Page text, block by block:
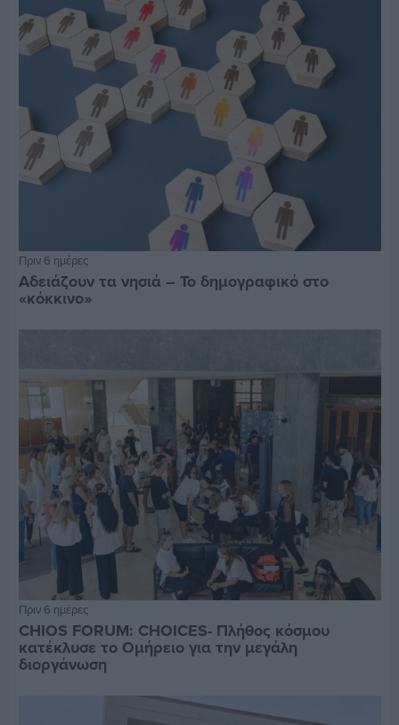
Πριν 6 ημέρες
Αδειάζουν τα νησιά – Το δημογραφικό στο
«κόκκινο»
Πριν 6 ημέρες
CHIOS FORUM: CHOICES- Πλήθος κόσμου
κατέκλυσε το Ομήρειο για την μεγάλη
διοργάνωση